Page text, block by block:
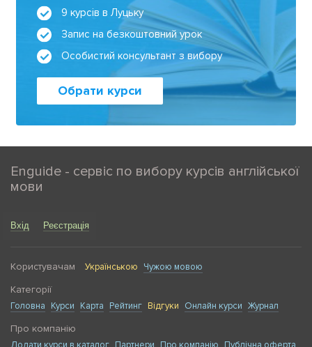
9 курсів в Луцьку
Запис на безкоштовний урок
Особистий консультант з вибору
Обрати курси
Enguide - сервіс по вибору курсів англійської
мови
Вхід Реєстрація
Користувачам Українською Чужою мовою
Категорії
Головна Курси Карта Рейтинг Відгуки Онлайн курси Журнал
Про компанію